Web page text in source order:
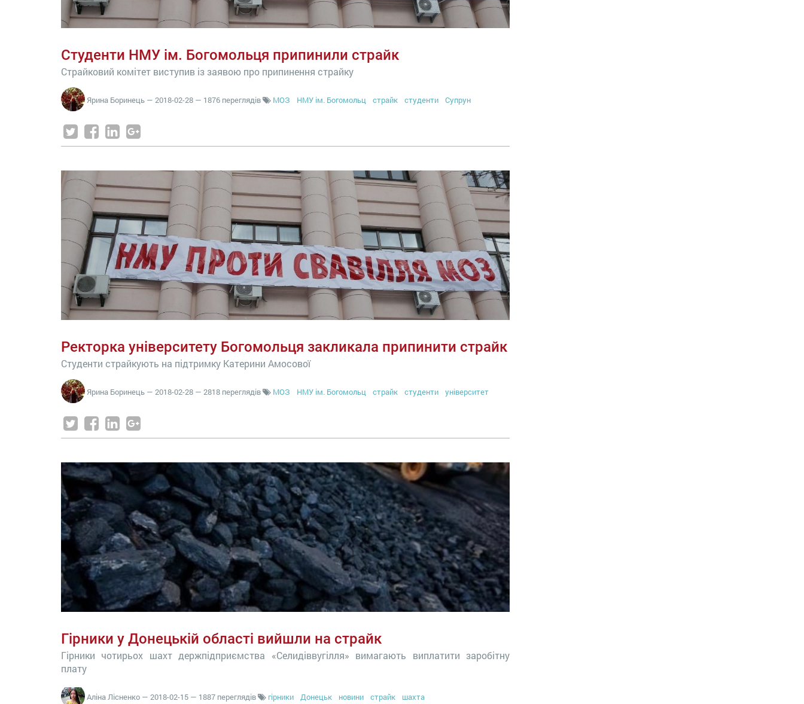
Студенти НМУ ім. Богомольця припинили страйк
Страйковий комітет виступив із заявою про припинення страйку
Ярина Боринець — 2018-02-28 — 1876 переглядів МОЗ НМУ ім. Богомольц страйк студенти Супрун
Ректорка університету Богомольця закликала припинити страйк
Студенти страйкують на підтримку Катерини Амосової
Ярина Боринець — 2018-02-28 — 2818 переглядів МОЗ НМУ ім. Богомольц страйк студенти університет
Гірники у Донецькій області вийшли на страйк
Гірники чотирьох шахт держпідприємства «Селидіввугілля» вимагають виплатити заробітну
плату
Аліна Лісненко — 2018-02-15 — 1887 переглядів гірники Донецьк новини страйк шахта